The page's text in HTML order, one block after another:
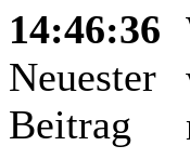
14:46:36
Neuester
Beitrag